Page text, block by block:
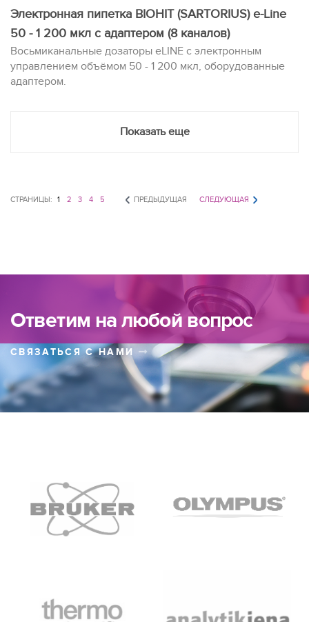
Электронная пипетка BIOHIT (SARTORIUS) e-Line
50 - 1 200 мкл с адаптером (8 каналов)
Восьмиканальные дозаторы eLINE с электронным
управлением объёмом 50 - 1 200 мкл, оборудованные
адаптером.
Показать еще
СТРАНИЦЫ: 1 2 3 4 5 ПРЕДЫДУЩАЯ СЛЕДУЮЩАЯ
Ответим на любой вопрос
СВЯЗАТЬСЯ С НАМИ